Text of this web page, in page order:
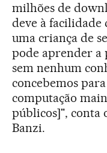
milhões de
deve à facilidade
uma criança de
pode aprender
sem nenhum
concebemos
computação
públicos]", conta
Banzi.